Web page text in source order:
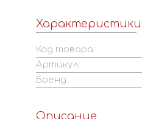
Код товара:
Артикул:
Бренд:
Описание